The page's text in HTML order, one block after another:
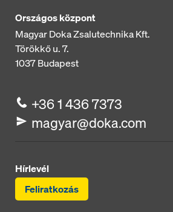
Országos központ
Magyar Doka Zsalutechnika Kft.
Törökkő u. 7.
1037Budapest
+36 1 436 7373
magyar@doka.com
Hírlevél
Feliratkozás